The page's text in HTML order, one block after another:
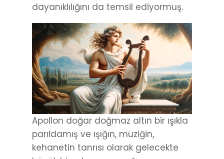
dayanıklılığını da temsil ediyormuş.
Apollon doğar doğmaz altın bir ışıkla
parıldamış ve ışığın, müziğin,
kehanetin tanrısı olarak gelecekte